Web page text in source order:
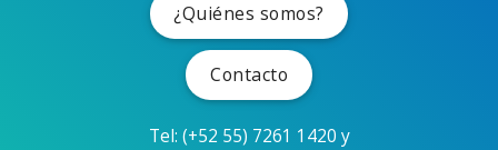
¿Quiénes somos?
Contacto
Tel: (+52 55) 7261 1420 y